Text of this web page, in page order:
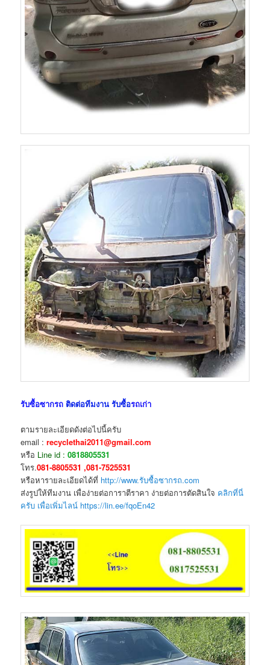
รับซื้อซากรถ ติดต่อทีมงาน รับซื้อรถเก่า
ตามรายละเอียดดังต่อไปนี้ครับ
email :recyclethai2011@gmail.com
หรือ Line id :0818805531
โทร.081-8805531 ,081-7525531
หรือหารายละเอียดได้ที่ http://www.รับซื้อซากรถ.com
ส่งรูปให้ทีมงาน เพื่อง่ายต่อการาตีราคา ง่ายต่อการตัดสินใจ คลิกที่นี่
ครับ เพื่อเพิ่มไลน์ https://lin.ee/fqoEn42